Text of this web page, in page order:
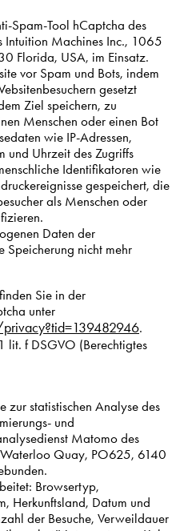
Spam-Tool hCaptcha des
Intuition Machines Inc., 1065
Florida, USA, im Einsatz.
vor Spam und Bots, indem
gesetzt
Ziel speichern, zu
Menschen oder einen Bot
wie IP-Adressen,
und Uhrzeit des Zugriffs
Identifikatoren wie
gespeichert, die
als Menschen oder
Daten der
Speicherung nicht mehr
Sie in der
unter
.
lit. f DSGVO (Berechtigtes
zur statistischen Analyse des
und
Matomo des
Quay, PO625, 6140
Browsertyp,
Herkunftsland, Datum und
der Besuche, Verweildauer